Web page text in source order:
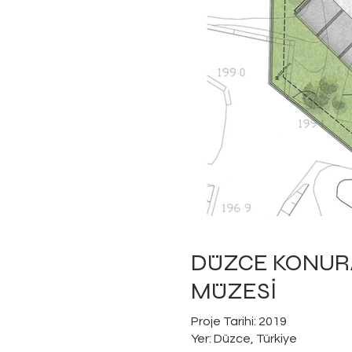
DÜZCE
MÜZESİ
Proje Tarihi: 2019
Yer: Düzce, Türkiye